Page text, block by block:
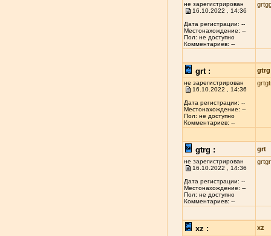
не зарегистрирован
16.10.2022 , 14:36
Дата регистрации: --
Местонахождение: --
Пол: не доступно
Комментариев: --
grt : gtrg
не зарегистрирован
16.10.2022 , 14:36
Дата регистрации: --
Местонахождение: --
Пол: не доступно
Комментариев: --
gtrg : grt
не зарегистрирован
16.10.2022 , 14:36
Дата регистрации: --
Местонахождение: --
Пол: не доступно
Комментариев: --
xz : xz